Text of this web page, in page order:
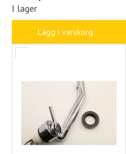
I lager
Lägg i varukorg